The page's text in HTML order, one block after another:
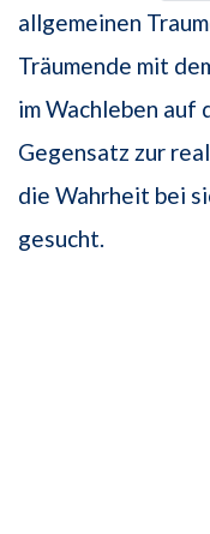
allgemeinen
Träumende mit
im Wachleben auf
Gegensatz zur
die Wahrheit bei
gesucht.